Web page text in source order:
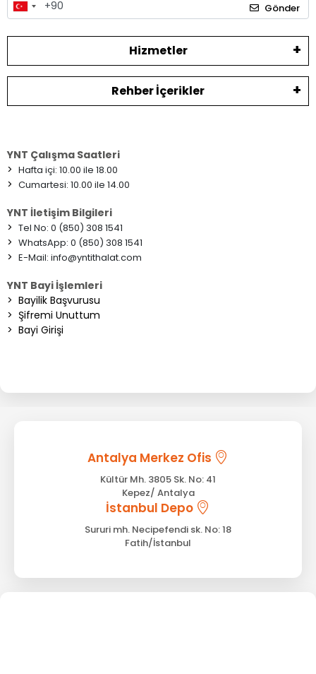
Gönder
Hizmetler
Rehber İçerikler
YNT Çalışma Saatleri
> Hafta içi: 10.00 ile 18.00
> Cumartesi: 10.00 ile 14.00
YNT İletişim Bilgileri
> Tel No: 0 (850) 308 1541
> WhatsApp: 0 (850) 308 1541
> E-Mail: info@yntithalat.com
YNT Bayi İşlemleri
> Bayilik Başvurusu
> Şifremi Unuttum
> Bayi Girişi
Antalya Merkez Ofis
Kültür Mh. 3805 Sk. No: 41
Kepez/ Antalya
İstanbul Depo
Sururi mh. Necipefendi sk. No: 18
Fatih/İstanbul